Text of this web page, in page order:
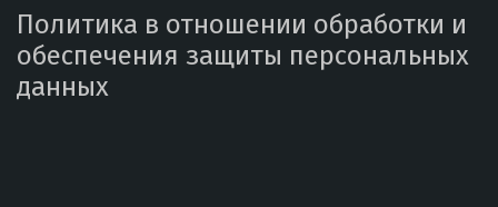
Политика в отношении обработки и
обеспечения защиты персональных
данных